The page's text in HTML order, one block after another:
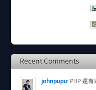
Recent Comments
johnpupu: PHP 還